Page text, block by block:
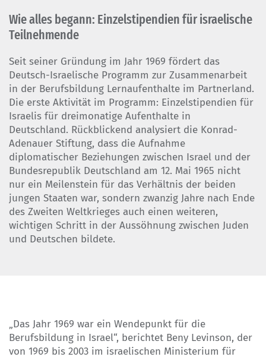
Wie alles begann: Einzelstipendien für israelische
Teilnehmende
Seit seiner Gründung im Jahr 1969 fördert das
Deutsch-Israelische Programm zur Zusammenarbeit
in der Berufsbildung Lernaufenthalte im Partnerland.
Die erste Aktivität im Programm: Einzelstipendien für
Israelis für dreimonatige Aufenthalte in
Deutschland. Rückblickend analysiert die Konrad-
Adenauer Stiftung, dass die Aufnahme
diplomatischer Beziehungen zwischen Israel und der
Bundesrepublik Deutschland am 12. Mai 1965 nicht
nur ein Meilenstein für das Verhältnis der beiden
jungen Staaten war, sondern zwanzig Jahre nach Ende
des Zweiten Weltkrieges auch einen weiteren,
wichtigen Schritt in der Aussöhnung zwischen Juden
und Deutschen bildete.
„Das Jahr 1969 war ein Wendepunkt für die
Berufsbildung in Israel“, berichtet Beny Levinson, der
von 1969 bis 2003 im israelischen Ministerium für